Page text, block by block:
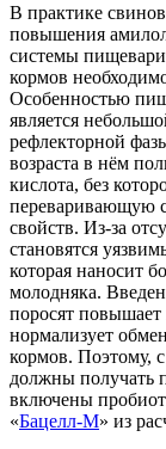
В практике
повышения
системы
кормов
Особенностью
является
рефлекторной
возраста в нём
кислота, без
переваривающую
свойств. Из-за
становятся
которая наносит
молодняка.
поросят повышает
нормализует
кормов. Поэтому,
должны получать
включены
«Бацелл-М» из